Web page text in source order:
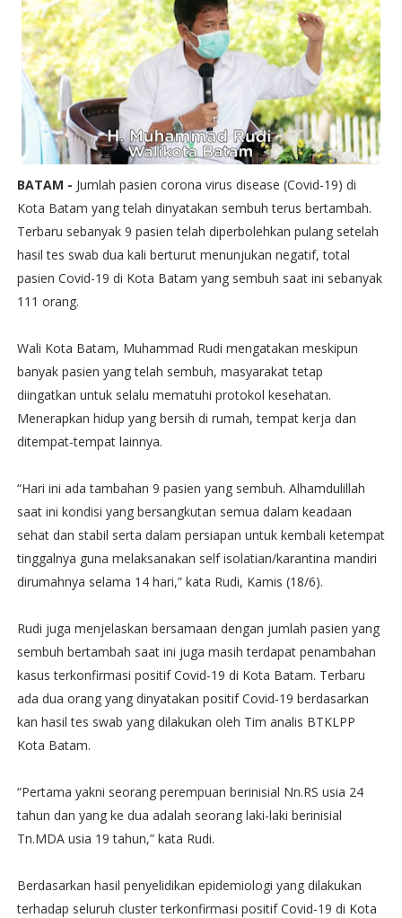
BATAM - Jumlah pasien corona virus disease (Covid-19) di
Kota Batam yang telah dinyatakan sembuh terus bertambah.
Terbaru sebanyak 9 pasien telah diperbolehkan pulang setelah
hasil tes swab dua kali berturut menunjukan negatif, total
pasien Covid-19 di Kota Batam yang sembuh saat ini sebanyak
111 orang.
Wali Kota Batam, Muhammad Rudi mengatakan meskipun
banyak pasien yang telah sembuh, masyarakat tetap
diingatkan untuk selalu mematuhi protokol kesehatan.
Menerapkan hidup yang bersih di rumah, tempat kerja dan
ditempat-tempat lainnya.
“Hari ini ada tambahan 9 pasien yang sembuh. Alhamdulillah
saat ini kondisi yang bersangkutan semua dalam keadaan
sehat dan stabil serta dalam persiapan untuk kembali ketempat
tinggalnya guna melaksanakan self isolatian/karantina mandiri
dirumahnya selama 14 hari,” kata Rudi, Kamis (18/6).
Rudi juga menjelaskan bersamaan dengan jumlah pasien yang
sembuh bertambah saat ini juga masih terdapat penambahan
kasus terkonfirmasi positif Covid-19 di Kota Batam. Terbaru
ada dua orang yang dinyatakan positif Covid-19 berdasarkan
kan hasil tes swab yang dilakukan oleh Tim analis BTKLPP
Kota Batam.
“Pertama yakni seorang perempuan berinisial Nn.RS usia 24
tahun dan yang ke dua adalah seorang laki-laki berinisial
Tn.MDA usia 19 tahun,” kata Rudi.
Berdasarkan hasil penyelidikan epidemiologi yang dilakukan
terhadap seluruh cluster terkonfirmasi positif Covid-19 di Kota